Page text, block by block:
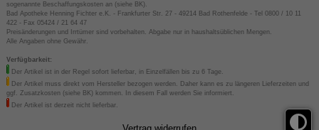
sogenannte Beschaffungskosten an (siehe BK).
Bad Apotheke Henning Fichter e.K. - Frankfurter Str. 27 - 49214 Bad Rothenfelde - Tel 0800 / 10 11
422 - Fax 05424 / 21 64 47
Preisänderungen und Irrtümer sind vorbehalten. Abgabe nur in haushaltsüblichen Mengen.
Alle Angaben ohne Gewähr.
Verfügbarkeit:
Der Artikel ist in der Regel sofort lieferbar, in Einzelfällen bis zu 6 Tage.
Der Artikel muss direkt vom Hersteller bezogen werden. Daher kann es zu längeren Lieferzeiten und
ggf. Zusatzkosten (siehe BK) kommen. In diesem Fall werden Sie informiert.
Der Artikel ist derzeit nicht lieferbar.